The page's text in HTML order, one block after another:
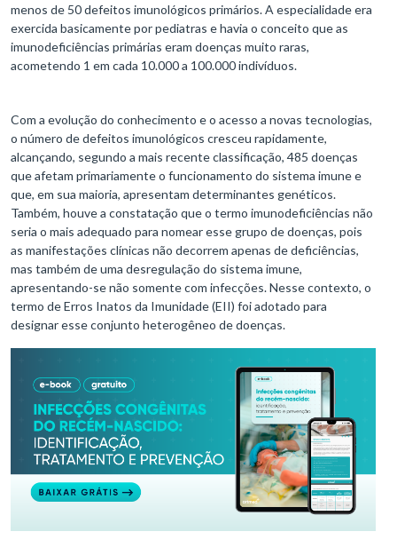
menos de 50 defeitos imunológicos primários. A especialidade era
exercida basicamente por pediatras e havia o conceito que as
imunodeficiências primárias eram doenças muito raras,
acometendo 1 em cada 10.000 a 100.000 indivíduos.
Com a evolução do conhecimento e o acesso a novas tecnologias,
o número de defeitos imunológicos cresceu rapidamente,
alcançando, segundo a mais recente classificação, 485 doenças
que afetam primariamente o funcionamento do sistema imune e
que, em sua maioria, apresentam determinantes genéticos.
Também, houve a constatação que o termo imunodeficiências não
seria o mais adequado para nomear esse grupo de doenças, pois
as manifestações clínicas não decorrem apenas de deficiências,
mas também de uma desregulação do sistema imune,
apresentando-se não somente com infecções. Nesse contexto, o
termo de Erros Inatos da Imunidade (EII) foi adotado para
designar esse conjunto heterogêneo de doenças.